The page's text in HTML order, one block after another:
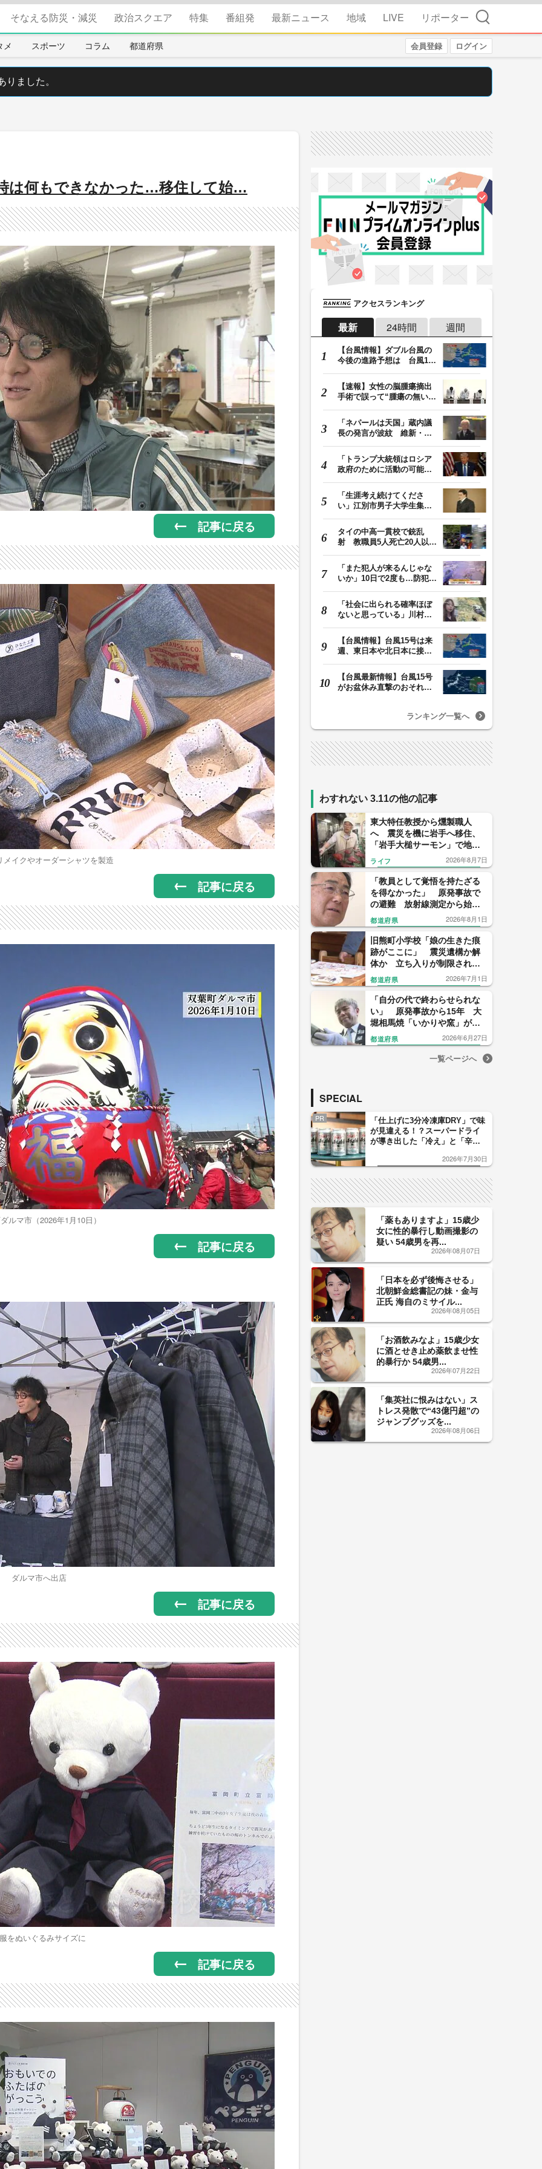
そなえる防災・減災 政治スクエア 特集 番組発 最新ニュース 地域 LIVE リポーター 検索
メ スポーツ コラム 都道府県 会員登録 ログイン
ました。
は何もできなかった…移住して始…
記事に戻る
メイクやオーダーシャツを製造
記事に戻る
ルマ市（2026年1月10日）
記事に戻る
ダルマ市へ出店
記事に戻る
をぬいぐるみサイズに
記事に戻る
アクセスランキング
最新 24時間 週間
【台風情報】ダブル台風の
今後の進路予想は 台風13
【速報】女性の脳腫瘍摘出
手術で誤って“腫瘍の無い部
「ネパールは天国」蔵内議
長の発言が波紋 維新・吉
「トランプ大統領はロシア
政府のために活動の可能
「生涯考え続けてくださ
い」江別市男子大学生集団
タイの中高一貫校で銃乱
射 教職員5人死亡20人以上
「また犯人が来るんじゃな
いか」10日で2度も…防犯カ
「社会に出られる確率ほぼ
ないと思っている」川村葉
【台風情報】台風15号は来
週、東日本や北日本に接近
【台風最新情報】台風15号
がお盆休み直撃のおそれ
ランキング一覧へ
わすれない 3.11の他の記事
東大特任教授から燻製職人
へ 震災を機に岩手へ移住、
「岩手大槌サーモン」で地域
再生に挑む
ライフ 2026年8月7日
「教員として覚悟を持たざる
を得なかった」 原発事故で
の避難 放射線測定から始ま
った野菜作り…校長が問い続
けた“この地域だからできる学
び”
都道府県 2026年8月1日
旧熊町小学校「娘の生きた痕
跡がここに」 震災遺構か解
体か 立ち入りが制限された
区域と巨額の費用 震災の記
憶をどう残すか
都道府県 2026年7月1日
「自分の代で終わらせられな
い」 原発事故から15年 大
堀相馬焼「いかりや窯」が踏
み出した復活への一歩
都道府県 2026年6月27日
一覧ページへ
SPECIAL
PR
「仕上げに3分冷凍庫DRY」で味
が見違える！？スーパードライ
が導き出した「冷え」と「辛
した「辛口カーブ」が飲み頃の
2026年7月30日
「薬もありますよ」15歳少
女に性的暴行し動画撮影の
疑い 54歳男を再...
2026年08月07日
「日本を必ず後悔させる」
北朝鮮金総書記の妹・金与
正氏 海自のミサイル...
2026年08月05日
「お酒飲みなよ」15歳少女
に酒とせき止め薬飲ませ性
的暴行か 54歳男...
2026年07月22日
「集英社に恨みはない」ス
トレス発散で“43億円超”の
ジャンプグッズを...
2026年08月06日